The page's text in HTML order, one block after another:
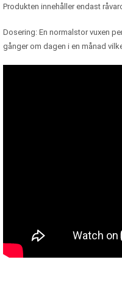
Produkten innehåller endast
Dosering: En normalstor vuxen
gånger om dagen i en månad